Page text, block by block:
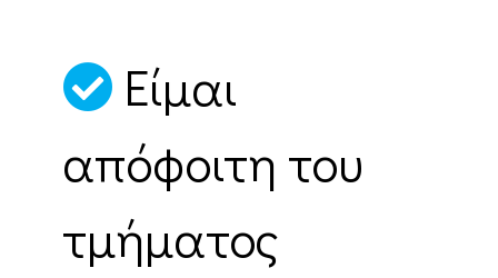
Είμαι
απόφοιτη του
τμήματος